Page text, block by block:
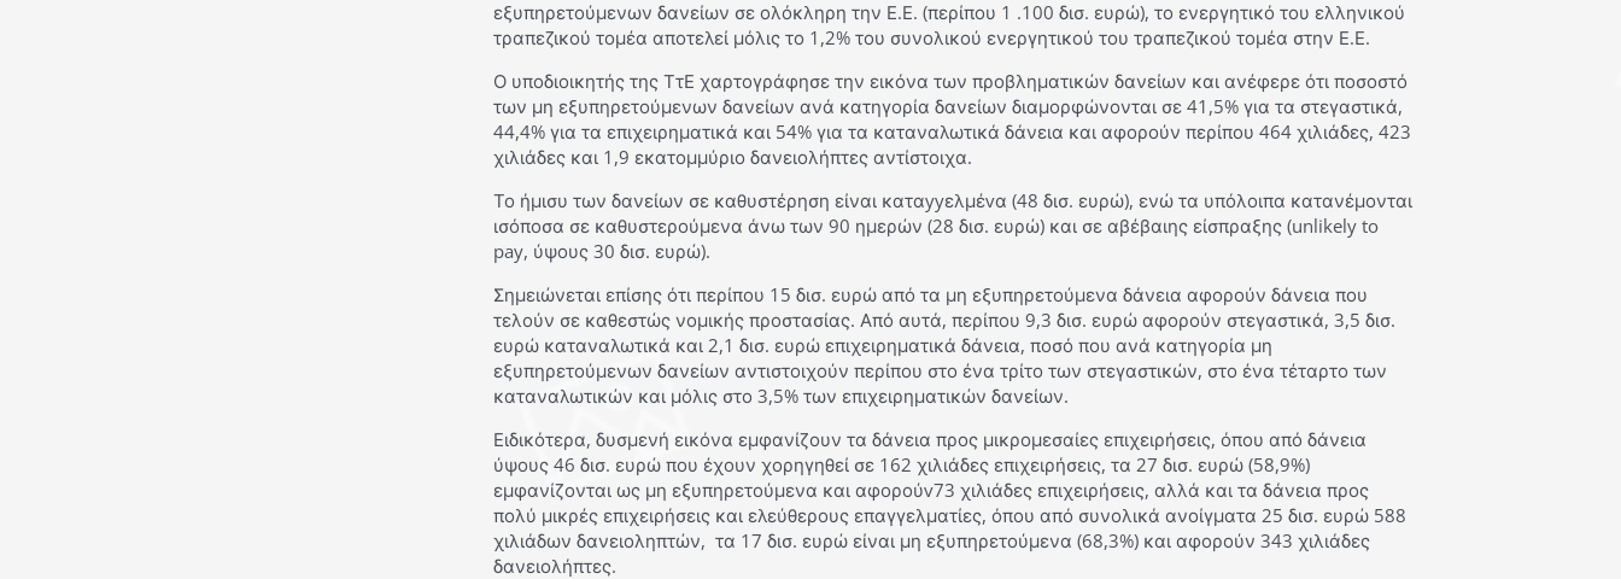
εξυπηρετούμενων δανείων σε ολόκληρη την Ε.Ε. (περίπου 1 .100 δισ. ευρώ), το ενεργητικό του ελληνικού
τραπεζικού τομέα αποτελεί μόλις το 1,2% του συνολικού ενεργητικού του τραπεζικού τομέα στην Ε.Ε.
Ο υποδιοικητής της ΤτΕ χαρτογράφησε την εικόνα των προβληματικών δανείων και ανέφερε ότι ποσοστό
των μη εξυπηρετούμενων δανείων ανά κατηγορία δανείων διαμορφώνονται σε 41,5% για τα στεγαστικά,
44,4% για τα επιχειρηματικά και 54% για τα καταναλωτικά δάνεια και αφορούν περίπου 464 χιλιάδες, 423
χιλιάδες και 1,9 εκατομμύριο δανειολήπτες αντίστοιχα.
Το ήμισυ των δανείων σε καθυστέρηση είναι καταyyελμέvα (48 δισ. ευρώ), ενώ τα υπόλοιπα κατανέμονται
ισόποσα σε καθυστερούμενα άνω των 90 ημερών (28 δισ. ευρώ) και σε αβέβαιης είσπραξης (unlikely to
pay, ύψους 30 δισ. ευρώ).
Σημειώνεται επίσης ότι περίπου 15 δισ. ευρώ από τα μη εξυπηρετούμενα δάνεια αφορούν δάνεια που
τελούν σε καθεστώς νομικής προστασίας. Από αυτά, περίπου 9,3 δισ. ευρώ αφορούν στεγαστικά, 3,5 δισ.
ευρώ καταναλωτικά και 2,1 δισ. ευρώ επιχειρηματικά δάνεια, ποσό που ανά κατηγορία μη
εξυπηρετούμενων δανείων αντιστοιχούν περίπου στο ένα τρίτο των στεγαστικών, στο ένα τέταρτο των
καταναλωτικών και μόλις στο 3,5% των επιχειρηματικών δανείων.
Ειδικότερα, δυσμενή εικόνα εμφανίζουν τα δάνεια προς μικρομεσαίες επιχειρήσεις, όπου από δάνεια
ύψους 46 δισ. ευρώ που έχουν χορηγηθεί σε 162 χιλιάδες επιχειρήσεις, τα 27 δισ. ευρώ (58,9%)
εμφανίζονται ως μη εξυπηρετούμενα και αφορούv73 χιλιάδες επιχειρήσεις, αλλά και τα δάνεια προς
πολύ μικρές επιχειρήσεις και ελεύθερους επαγγελματίες, όπου από συνολικά ανοίγματα 25 δισ. ευρώ 588
χιλιάδων δανειοληπτών, τα 17 δισ. ευρώ είναι μη εξυπηρετούμενα (68,3%) και αφορούν 343 χιλιάδες
δανειολήπτες.